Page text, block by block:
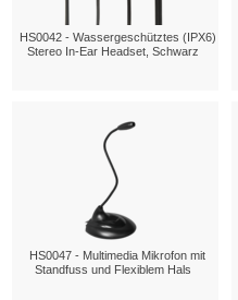
HS0042 - Wassergeschütztes (IPX6)
Stereo In-Ear Headset, Schwarz
HS0047 - Multimedia Mikrofon mit
Standfuss und Flexiblem Hals